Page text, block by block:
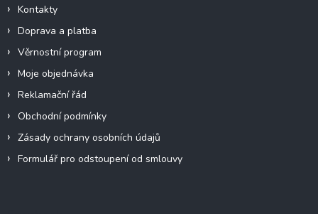
Kontakty
Doprava a platba
Věrnostní program
Moje objednávka
Reklamační řád
Obchodní podmínky
Zásady ochrany osobních údajů
Formulář pro odstoupení od smlouvy